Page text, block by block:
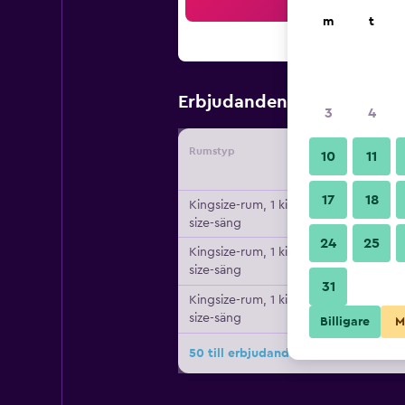
Erbjudanden från
Rumstyp
Kingsize-rum, 1 king
size-säng
Kingsize-rum, 1 king
size-säng
Kingsize-rum, 1 king
size-säng
50 till erbjudanden för Tru by Hilton
m t
3 4
10 11
17 18
24 25
31
Billigare